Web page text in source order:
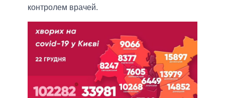
контролем врачей.